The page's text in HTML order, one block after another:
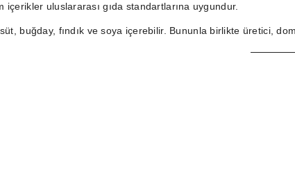
uluslararası gıda standartlarına uygundur.
buğday, fındık ve soya içerebilir. Bununla birlikte üretici,